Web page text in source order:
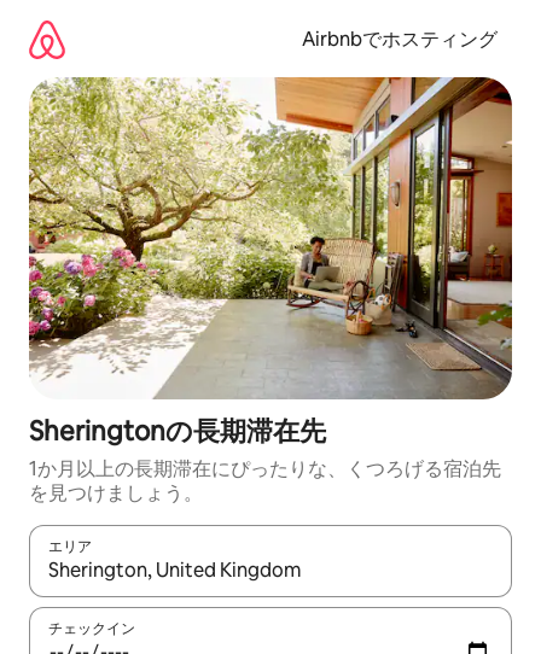
Airbnbでホスティング
Sheringtonの長期滞在先
1か月以上の長期滞在にぴったりな、くつろげる宿泊先
を見つけましょう。
エリア
検索結果が表示されたら、上下の矢印キーを使って移動するか
チェックイン